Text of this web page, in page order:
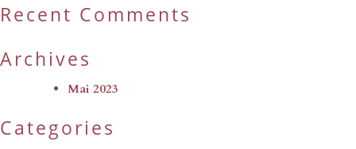
Recent Comments
Archives
Mai 2023
Categories